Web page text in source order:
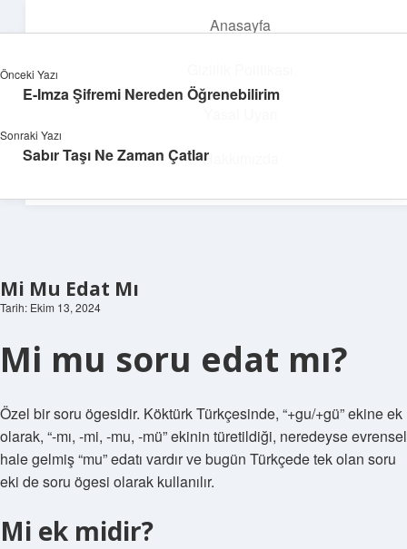
Anasayfa
Hakkımızda
Süper Bilgi Durağı
Mi Mu Edat Mı
Tarih: Ekim 13, 2024
Mi mu soru edat mı?
Özel bir soru ögesidir. Köktürk Türkçesinde, “+gu/+gü” ekine ek
olarak, “-mı, -mi, -mu, -mü” ekinin türetildiği, neredeyse evrensel
hale gelmiş “mu” edatı vardır ve bugün Türkçede tek olan soru
eki de soru ögesi olarak kullanılır.
Mi ek midir?
Önceki Yazı
E-Imza Şifremi Nereden Öğrenebilirim
Sonraki Yazı
Sabır Taşı Ne Zaman Çatlar